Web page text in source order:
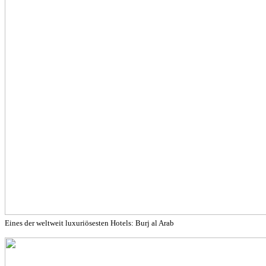
Eines der weltweit luxuriösesten Hotels: Burj al Arab